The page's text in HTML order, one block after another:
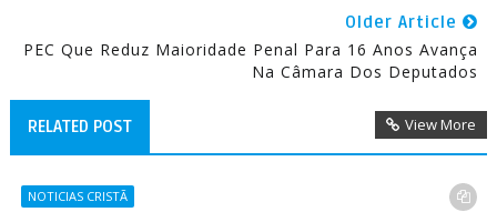
Older Article
PEC Que Reduz Maioridade Penal Para 16 Anos Avança
Na Câmara Dos Deputados
RELATED POST View More
NOTICIAS CRISTÃ